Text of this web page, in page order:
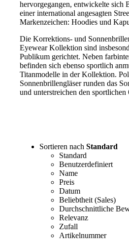
hervorgegangen, entwickelte sich
einer international angesagten
Markenzeichen: Hoodies und
Die Korrektions- und
Eyewear Kollektion sind
Publikum gerichtet. Neben
befinden sich ebenso sportlich
Titanmodelle in der Kollektion.
Sonnenbrillengläser runden das
und unterstreichen den sportlichen
Sortieren nachStandard
Standard
Benutzerdefiniert
Name
Preis
Datum
Beliebtheit (Sales)
Durchschnittliche
Relevanz
Zufall
Artikelnummer